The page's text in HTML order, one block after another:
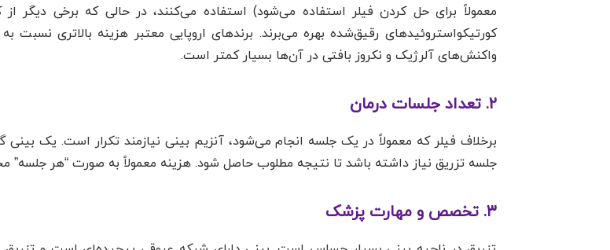
معمولاً برای حل کردن فیلر استفاده می‌شود) استفاده می‌کنند، در حالی که برخی دیگر از
کورتیکواستروئیدهای رقیق‌شده بهره می‌برند. برندهای اروپایی معتبر هزینه بالاتری نسبت
واکنش‌های آلرژیک و نکروز بافتی در آن‌ها بسیار کمتر است.
۲. تعداد جلسات درمان
جلسه تزریق نیاز داشته باشد تا نتیجه مطلوب حاصل شود. هزینه معمولاً به صورت “هر جلسه”
۳. تخصص و مهارت پزشک